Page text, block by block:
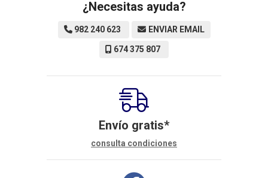
¿Necesitas ayuda?
982 240 623 ENVIAR EMAIL
674 375 807
Envío gratis*
consulta condiciones